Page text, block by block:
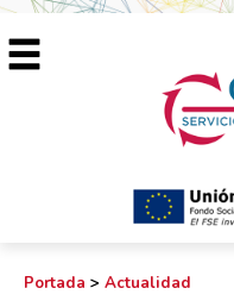
Portada > Actualidad